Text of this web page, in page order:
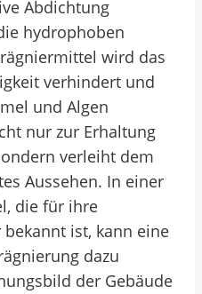
Abdichtung
hydrophoben
wird das
verhindert und
und Algen
nur zur Erhaltung
verleiht dem
Aussehen. In einer
die für ihre
ist, kann eine
dazu
der Gebäude